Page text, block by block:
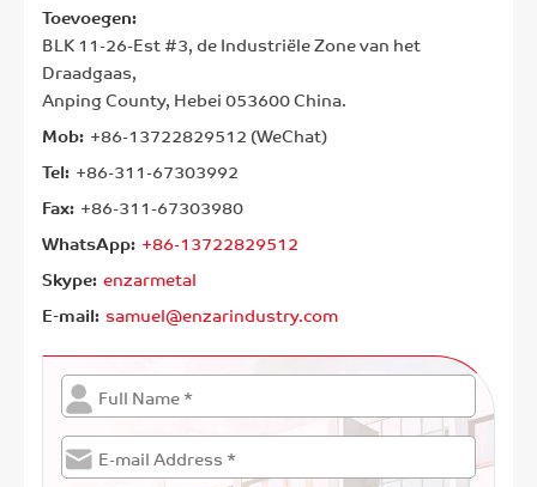
Toevoegen:
BLK 11-26-Est #3, de Industriële Zone van het
Draadgaas,
Anping County, Hebei 053600 China.
Mob: +86-13722829512 (WeChat)
Tel: +86-311-67303992
Fax: +86-311-67303980
WhatsApp: +86-13722829512
Skype: enzarmetal
E-mail: samuel@enzarindustry.com